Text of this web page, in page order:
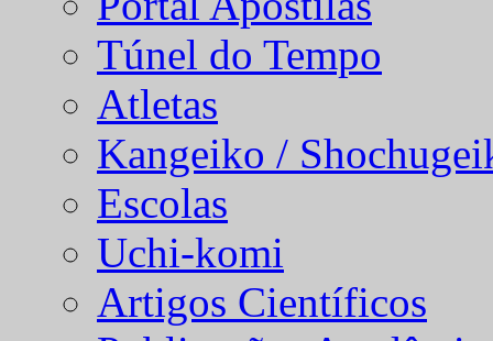
Túnel do Tempo
Atletas
Kangeiko /
Escolas
Uchi-komi
Artigos Científicos